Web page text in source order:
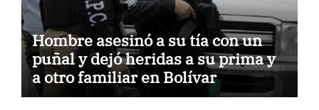
Hombre asesinó a su tía con un
puñal y dejó heridas a su prima y
a otro familiar en Bolívar